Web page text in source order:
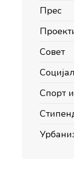
Прес
Совет
Спорт